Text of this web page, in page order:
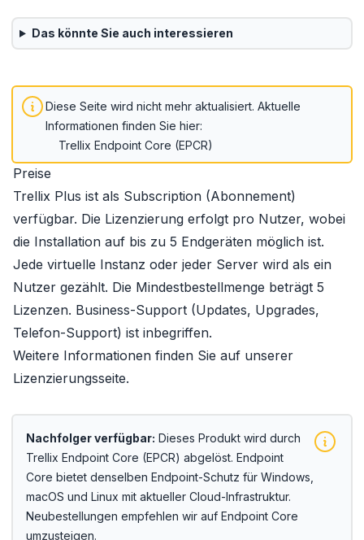
Das könnte Sie auch interessieren
Diese Seite wird nicht mehr aktualisiert. Aktuelle
Informationen finden Sie hier:
Trellix Endpoint Core (EPCR)
Preise
Trellix Plus ist als Subscription (Abonnement)
verfügbar. Die Lizenzierung erfolgt pro Nutzer, wobei
die Installation auf bis zu 5 Endgeräten möglich ist.
Jede virtuelle Instanz oder jeder Server wird als ein
Nutzer gezählt. Die Mindestbestellmenge beträgt 5
Lizenzen. Business-Support (Updates, Upgrades,
Telefon-Support) ist inbegriffen.
Weitere Informationen finden Sie auf unserer
Lizenzierungsseite.
Nachfolger verfügbar: Dieses Produkt wird durch
Trellix Endpoint Core (EPCR) abgelöst. Endpoint
Core bietet denselben Endpoint-Schutz für Windows,
macOS und Linux mit aktueller Cloud-Infrastruktur.
Neubestellungen empfehlen wir auf Endpoint Core
umzusteigen.